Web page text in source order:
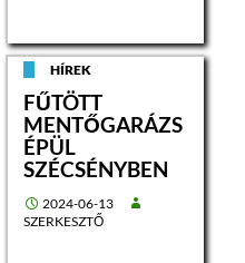
HÍREK
FŰTÖTT
MENTŐGARÁZS
ÉPÜL
SZÉCSÉNYBEN
2024-06-13
SZERKESZTŐ